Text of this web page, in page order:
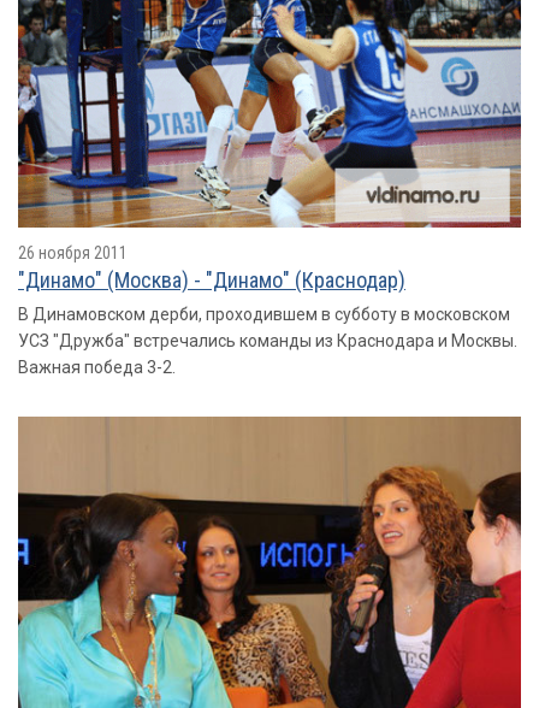
26 ноября 2011
"Динамо" (Москва) - "Динамо" (Краснодар)
В Динамовском дерби, проходившем в субботу в московском
УСЗ "Дружба" встречались команды из Краснодара и Москвы.
Важная победа 3-2.